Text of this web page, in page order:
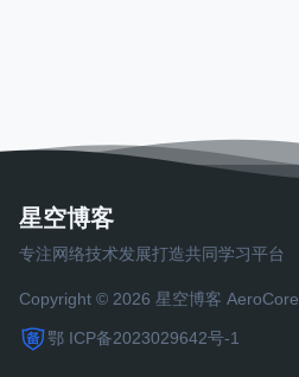
星空博客
专注网络技术发展打造共同学习平台
Copyright © 2026 星空博客 AeroCore
鄂 ICP备2023029642号-1